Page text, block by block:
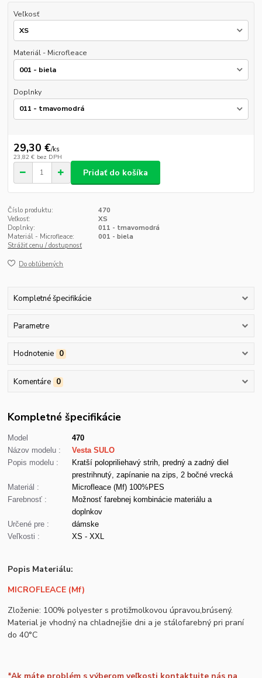
Veľkosť
Materiál - Microfleace
Doplnky
29,30 €/ks
23,82 € bez DPH
Pridať do košíka
Číslo produktu:
470
Veľkosť:
XS
Doplnky:
011 - tmavomodrá
Materiál - Microfleace:
001 - biela
Strážiť cenu / dostupnosť
Do obľúbených
Kompletné špecifikácie
Parametre
Hodnotenie 0
Komentáre 0
Kompletné špecifikácie
Model
470
Názov modelu :
Vesta SULO
Popis modelu :
Kratší polopriliehavý strih, predný a zadný diel
prestrihnutý, zapínanie na zips, 2 bočné vrecká
Materiál :
Microfleace (Mf) 100%PES
Farebnosť :
Možnosť farebnej kombinácie materiálu a
doplnkov
Určené pre :
dámske
Veľkosti :
XS - XXL
Popis Materiálu:
MICROFLEACE (Mf)
Zloženie: 100% polyester s protižmolkovou úpravou,brúsený.
Material je vhodný na chladnejšie dni a je stálofarebný pri praní
do 40°C